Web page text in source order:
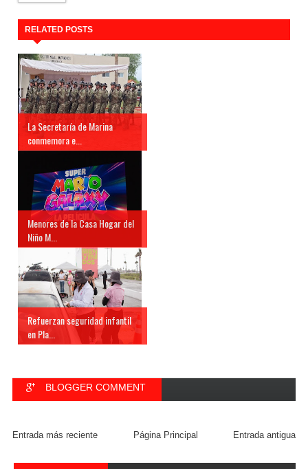
RELATED POSTS
La Secretaría de Marina
conmemora e...
Menores de la Casa Hogar del
Niño M...
Refuerzan seguridad infantil
en Pla...
BLOGGER COMMENT
Entrada más reciente Entrada antigua
Página Principal